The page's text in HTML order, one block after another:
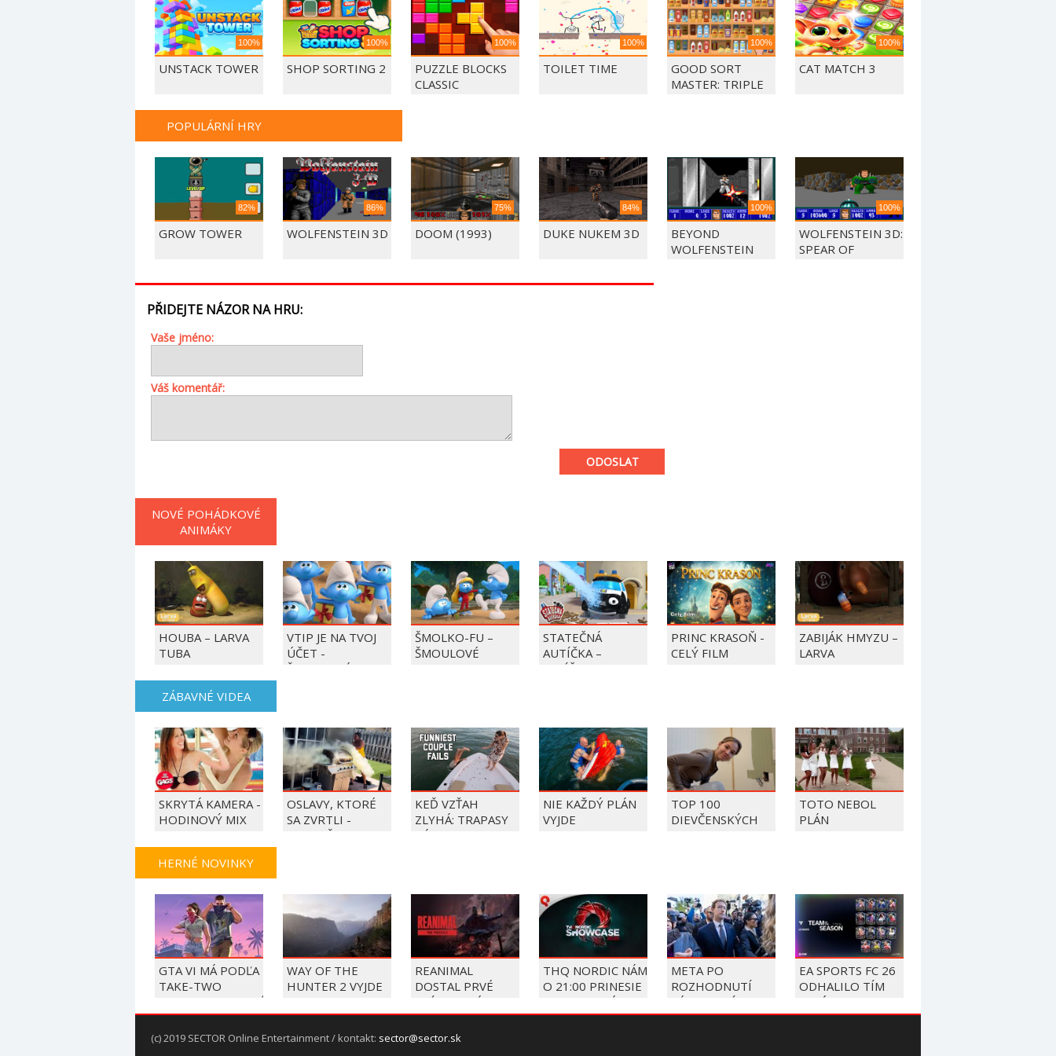
100%
UNSTACK TOWER
100%
SHOP SORTING 2
100%
PUZZLE BLOCKS
CLASSIC
100%
TOILET TIME
100%
GOOD SORT
MASTER: TRIPLE
100%
CAT MATCH 3
POPULÁRNÍ HRY
82%
GROW TOWER
86%
WOLFENSTEIN 3D
75%
DOOM (1993)
84%
DUKE NUKEM 3D
100%
BEYOND
WOLFENSTEIN
100%
WOLFENSTEIN 3D:
SPEAR OF
PŘIDEJTE NÁZOR NA HRU:
Vaše jméno:
Váš komentář:
ODOSLAT
NOVÉ POHÁDKOVÉ
ANIMÁKY
HOUBA – LARVA
TUBA
VTIP JE NA TVOJ
ÚČET -
ŠMOULOVÉ
ŠMOLKO-FU –
ŠMOULOVÉ
STATEČNÁ
AUTÍČKA –
BALÍČEK PIERRE
PRINC KRASOŇ -
CELÝ FILM
ZABIJÁK HMYZU –
LARVA
ZÁBAVNÉ VIDEA
SKRYTÁ KAMERA -
HODINOVÝ MIX
OSLAVY, KTORÉ
SA ZVRTLI -
NAJLEPŠIE
KEĎ VZŤAH
ZLYHÁ: TRAPASY
PÁROV
NIE KAŽDÝ PLÁN
VYJDE
TOP 100
DIEVČENSKÝCH
TOTO NEBOL
PLÁN
HERNÉ NOVINKY
GTA VI MÁ PODĽA
TAKE-TWO
BEZPRECEDENTNÉ
PREDOBJEDNÁVKY
WAY OF THE
HUNTER 2 VYJDE
PC A KONZOLÁCH
REANIMAL
DOSTAL PRVÉ
PRÍBEHOVÉ DLC
THE PRISONER
THQ NORDIC NÁM
O 21:00 PRINESIE
SVOJU VEĽKÚ
LETNÚ
META PO
ROZHODNUTÍ
SÚDU MUSÍ
ZAPLATIŤ
EA SPORTS FC 26
ODHALILO TÍM
SEZÓNY, V
ZOZNAME
(c) 2019 SECTOR Online Entertainment / kontakt: sector@sector.sk